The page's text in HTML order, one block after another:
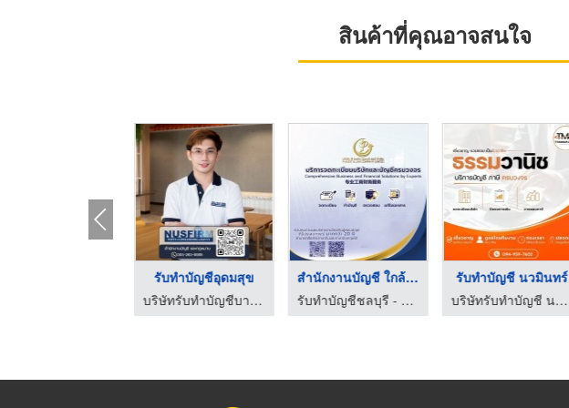
สินค้าที่คุณอาจสนใจ
รับทำบัญชีอุดมสุข
บริษัทรับทำบัญชีบางนา - สำนักงานบัญชีและกฎหมายเอ็นยูเอสเฟิร์ม
สำนักงานบัญชี ใกล้ฉั ...
รับทำบัญชีชลบุรี - พี ออดิท แอนด์ ลอว์
รับทำบัญชี นวมินทร์
บริษัทรับทำบัญชี นวมินทร์ - ธรรมวานิช